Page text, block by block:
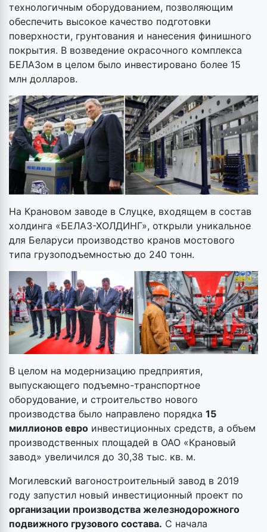
технологичным оборудованием, позволяющим
обеспечить высокое качество подготовки
поверхности, грунтования и нанесения финишного
покрытия. В возведение окрасочного комплекса
БЕЛАЗом в целом было инвестировано более 15
млн долларов.
На Крановом заводе в Слуцке, входящем в состав
холдинга «БЕЛАЗ-ХОЛДИНГ», открыли уникальное
для Беларуси производство кранов мостового
типа грузоподъемностью до 240 тонн.
В целом на модернизацию предприятия,
выпускающего подъемно-транспортное
оборудование, и строительство нового
производства было направлено порядка 15
миллионов евро инвестиционных средств, а объем
производственных площадей в ОАО «Крановый
завод» увеличился до 30,38 тыс. кв. м.
Могилевский вагоностроительный завод в 2019
году запустил новый инвестиционный проект по
организации производства железнодорожного
подвижного грузового состава. С начала